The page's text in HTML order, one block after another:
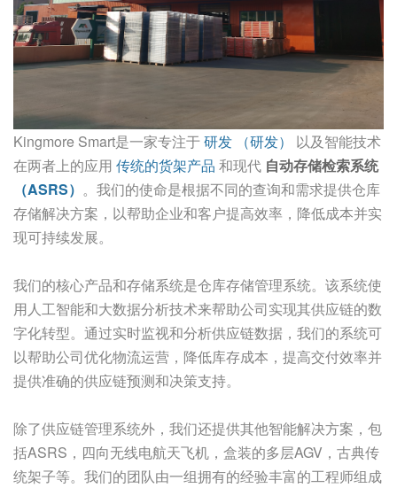
Kingmore Smart是一家专注于研发 （研发）
以及智能技术
在两者上的应用 传统的货架产品 和现代 自动存储检索系统
（ASRS） 。我们的使命是根据不同的查询和需求提供仓库
存储解决方案，以帮助企业和客户提高效率，降低成本并实
现可持续发展。
我们的核心产品和存储系统是仓库存储管理系统。该系统使
用人工智能和大数据分析技术来帮助公司实现其供应链的数
字化转型。通过实时监视和分析供应链数据，我们的系统可
以帮助公司优化物流运营，降低库存成本，提高交付效率并
提供准确的供应链预测和决策支持。
除了供应链管理系统外，我们还提供其他智能解决方案，包
括ASRS，四向无线电航天飞机，盒装的多层AGV，古典传
统架子等。我们的团队由一组拥有的经验丰富的工程师组成